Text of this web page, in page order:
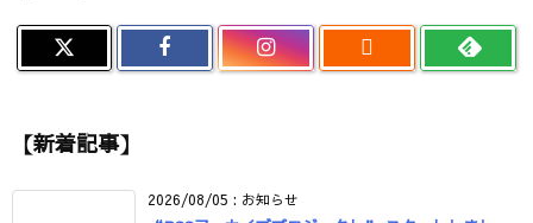

【新着記事】
2026/08/05 : お知らせ